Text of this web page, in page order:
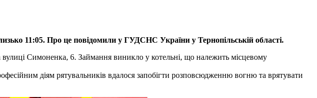
11:05. Про це повідомили у ГУДСНС України у Тернопільській області.
Симоненка, 6. Займання виникло у котельні, що належить місцевому
діям рятувальників вдалося запобігти розповсюдженню вогню та врятувати